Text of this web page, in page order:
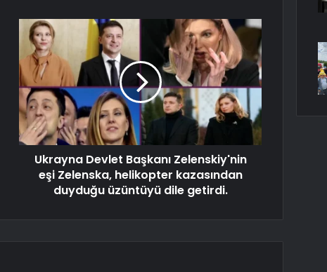
Ukrayna Devlet Başkanı Zelenskiy'nin
eşi Zelenska, helikopter kazasından
duyduğu üzüntüyü dile getirdi.